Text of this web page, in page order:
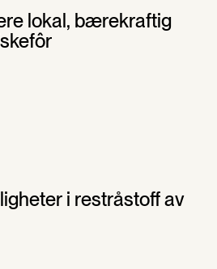
lokal, bærekraftig
i restråstoff av